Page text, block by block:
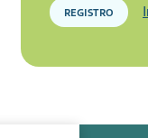
REGISTRO